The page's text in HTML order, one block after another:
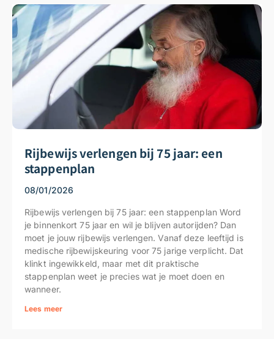
Rijbewijs verlengen bij 75 jaar: een
stappenplan
08/01/2026
Rijbewijs verlengen bij 75 jaar: een stappenplan Word
je binnenkort 75 jaar en wil je blijven autorijden? Dan
moet je jouw rijbewijs verlengen. Vanaf deze leeftijd is
medische rijbewijskeuring voor 75 jarige verplicht. Dat
klinkt ingewikkeld, maar met dit praktische
stappenplan weet je precies wat je moet doen en
wanneer.
Lees meer